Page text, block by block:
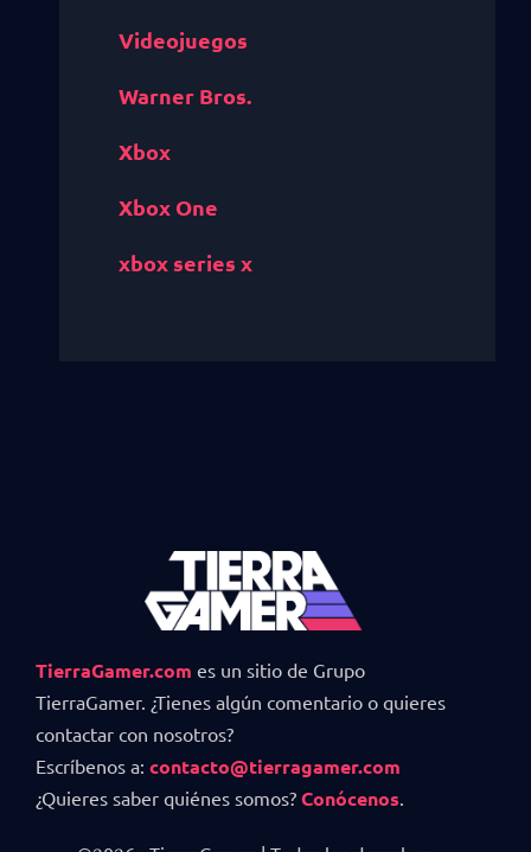
Videojuegos
Warner Bros.
Xbox
Xbox One
xbox series x
TierraGamer.com es un sitio de Grupo
TierraGamer. ¿Tienes algún comentario o quieres
contactar con nosotros?
Escríbenos a: contacto@tierragamer.com
¿Quieres saber quiénes somos? Conócenos